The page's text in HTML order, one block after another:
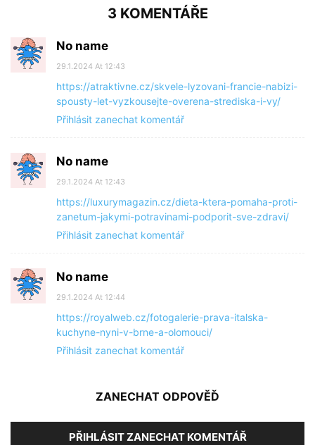
3 KOMENTÁŘE
No name
29.1.2024 At 12:43
https://atraktivne.cz/skvele-lyzovani-francie-nabizi-
spousty-let-vyzkousejte-overena-strediska-i-vy/
Přihlásit zanechat komentář
No name
29.1.2024 At 12:43
https://luxurymagazin.cz/dieta-ktera-pomaha-proti-
zanetum-jakymi-potravinami-podporit-sve-zdravi/
Přihlásit zanechat komentář
No name
29.1.2024 At 12:44
https://royalweb.cz/fotogalerie-prava-italska-
kuchyne-nyni-v-brne-a-olomouci/
Přihlásit zanechat komentář
ZANECHAT ODPOVĚĎ
PŘIHLÁSIT ZANECHAT KOMENTÁŘ